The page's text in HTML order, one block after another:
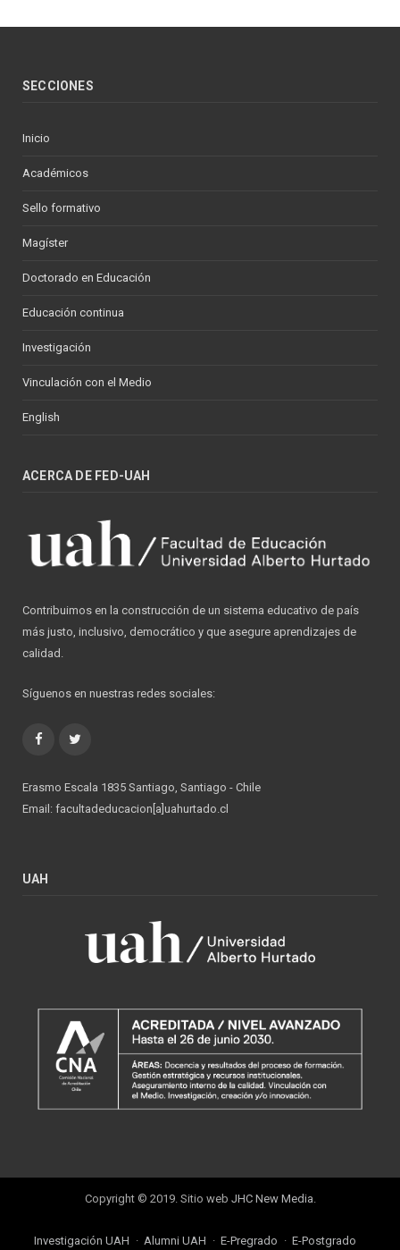
SECCIONES
Inicio
Académicos
Sello formativo
Magíster
Doctorado en Educación
Educación continua
Investigación
Vinculación con el Medio
English
ACERCA DE FED-UAH
Contribuimos en la construcción de un sistema educativo de país
más justo, inclusivo, democrático y que asegure aprendizajes de
calidad.
Síguenos en nuestras redes sociales:
Facebook
Erasmo Escala 1835 Santiago, Santiago - Chile
Email: facultadeducacion[a]uahurtado.cl
UAH
Copyright © 2019. Sitio web JHC New Media
Investigación UAH Alumni UAH E-Pregrado E-Postgrado